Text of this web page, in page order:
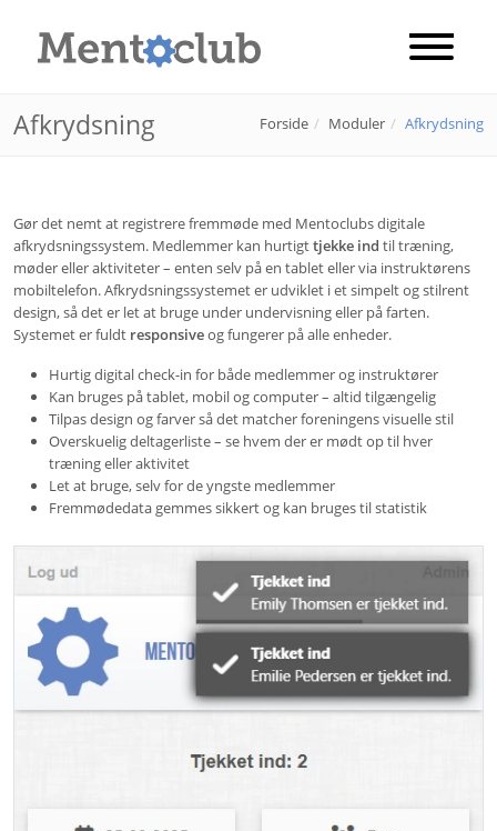
Afkrydsning Forside Moduler Afkrydsning
Gør det nemt at registrere fremmøde med Mentoclubs digitale
afkrydsningssystem. Medlemmer kan hurtigttjekke ind til træning,
møder eller aktiviteter – enten selv på en tablet eller via instruktørens
mobiltelefon. Afkrydsningssystemet er udviklet i et simpelt og stilrent
design, så det er let at bruge under undervisning eller på farten.
Systemet er fuldt responsiveog fungerer på alle enheder.
Hurtig digital check-in for både medlemmer og instruktører
Kan bruges på tablet, mobil og computer – altid tilgængelig
Tilpas design og farver så det matcher foreningens visuelle stil
Overskuelig deltagerliste – se hvem der er mødt op til hver
træning eller aktivitet
Let at bruge, selv for de yngste medlemmer
Fremmødedata gemmes sikkert og kan bruges til statistik